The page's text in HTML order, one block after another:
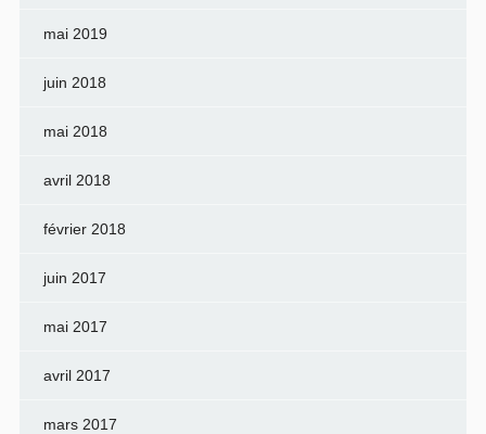
mai 2019
juin 2018
mai 2018
avril 2018
février 2018
juin 2017
mai 2017
avril 2017
mars 2017